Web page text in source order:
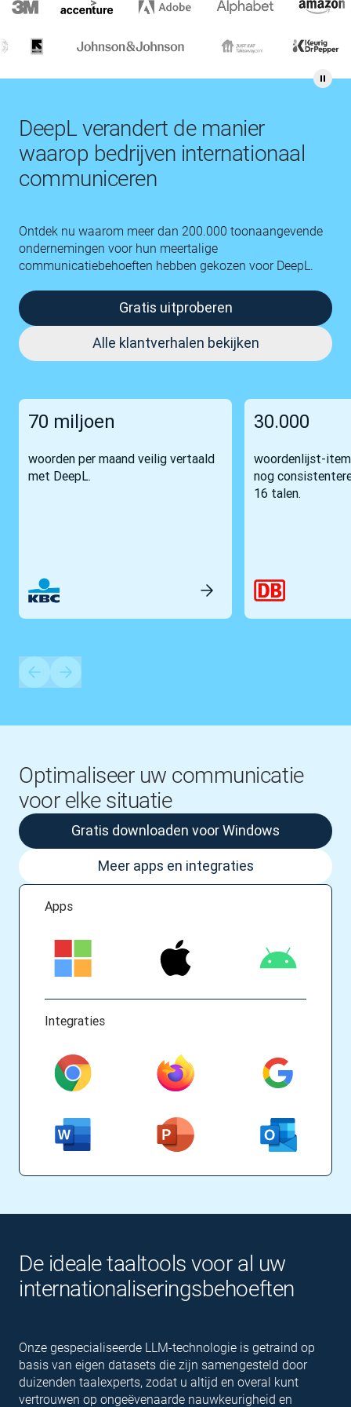
DeepL verandert de manier
waarop bedrijven internationaal
communiceren
Ontdek nu waarom meer dan 200.000 toonaangevende
ondernemingen voor hun meertalige
communicatiebehoeften hebben gekozen voor DeepL.
Gratis uitproberen
Alle klantverhalen bekijken
70 miljoen
woorden per maand veilig vertaald
met DeepL.
30.000
woordenlijst-
nog
16 talen.
De ideale taaltools voor al uw
inter­nationaliserings­behoeften
Onze gespecialiseerde LLM-technologie is getraind op
basis van eigen datasets die zijn samengesteld door
duizenden taalexperts, zodat u altijd en overal kunt
vertrouwen op ongeëvenaarde nauwkeurigheid en
Optimaliseer uw communicatie
voor elke situatie
Apps
Integraties
Gratis downloaden voor Windows
Meer apps en integraties